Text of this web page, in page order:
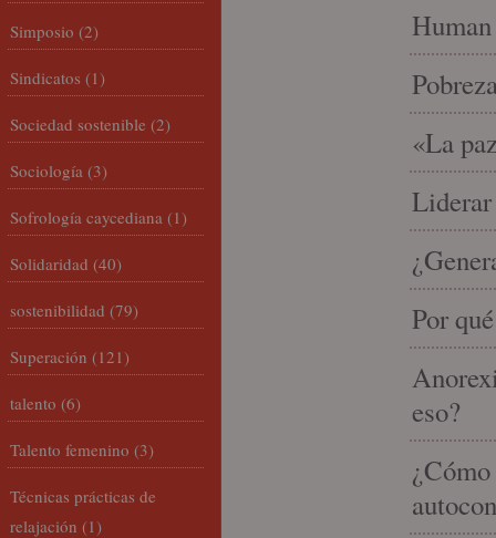
«La
Liderar
Por
eso?
Simposio (2)
Sindicatos (1)
Sociedad sostenible (2)
Sociología (3)
Sofrología caycediana (1)
Solidaridad (40)
sostenibilidad (79)
Superación (121)
talento (6)
Talento femenino (3)
Técnicas prácticas de
relajación (1)